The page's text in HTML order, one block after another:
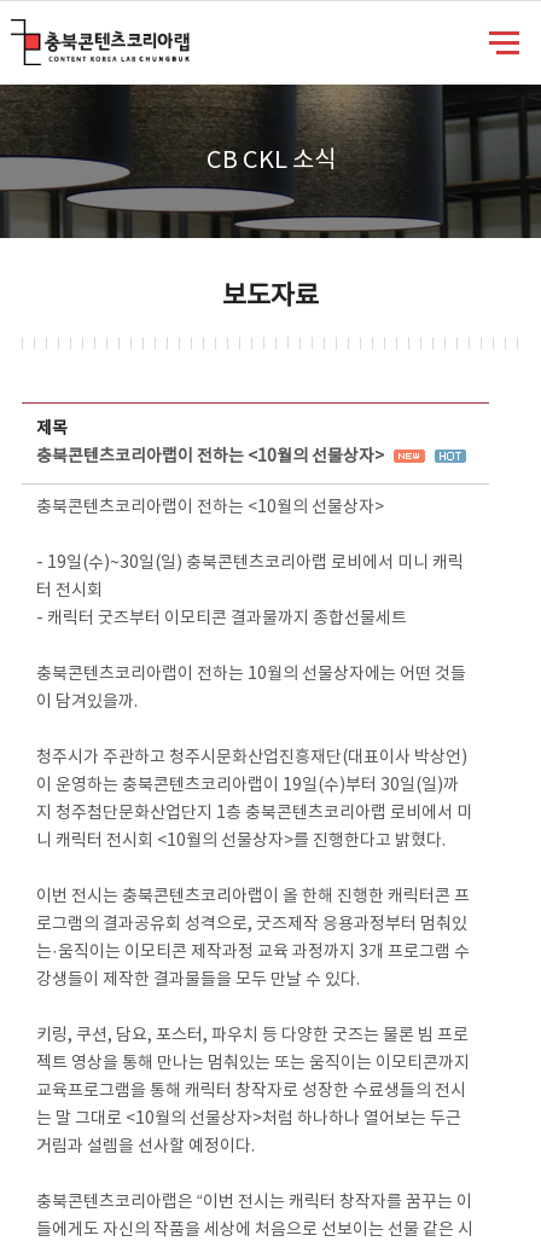
CB CKL 소식
보도자료
제목
충북콘텐츠코리아랩이 전하는 <10월의 선물상자>
충북콘텐츠코리아랩이 전하는 <10월의 선물상자>
- 19일(수)~30일(일) 충북콘텐츠코리아랩 로비에서 미니 캐릭
터 전시회
- 캐릭터 굿즈부터 이모티콘 결과물까지 종합선물세트
충북콘텐츠코리아랩이 전하는 10월의 선물상자에는 어떤 것들
이 담겨있을까.
청주시가 주관하고 청주시문화산업진흥재단(대표이사 박상언)
이 운영하는 충북콘텐츠코리아랩이 19일(수)부터 30일(일)까
지 청주첨단문화산업단지 1층 충북콘텐츠코리아랩 로비에서 미
니 캐릭터 전시회 <10월의 선물상자>를 진행한다고 밝혔다.
이번 전시는 충북콘텐츠코리아랩이 올 한해 진행한 캐릭터콘 프
로그램의 결과공유회 성격으로, 굿즈제작 응용과정부터 멈춰있
는·움직이는 이모티콘 제작과정 교육 과정까지 3개 프로그램 수
강생들이 제작한 결과물들을 모두 만날 수 있다.
키링, 쿠션, 담요, 포스터, 파우치 등 다양한 굿즈는 물론 빔 프로
젝트 영상을 통해 만나는 멈춰있는 또는 움직이는 이모티콘까지
교육프로그램을 통해 캐릭터 창작자로 성장한 수료생들의 전시
는 말 그대로 <10월의 선물상자>처럼 하나하나 열어보는 두근
거림과 설렘을 선사할 예정이다.
충북콘텐츠코리아랩은 “이번 전시는 캐릭터 창작자를 꿈꾸는 이
들에게도 자신의 작품을 세상에 처음으로 선보이는 선물 같은 시